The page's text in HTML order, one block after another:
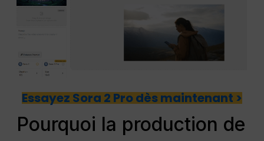
Essayez Sora 2 Pro dès maintenant >
Pourquoi la production de